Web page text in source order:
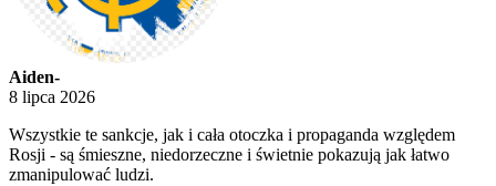
Aiden-
8 lipca 2026
Wszystkie te sankcje, jak i cała otoczka i propaganda względem
Rosji - są śmieszne, niedorzeczne i świetnie pokazują jak łatwo
zmanipulować ludzi.